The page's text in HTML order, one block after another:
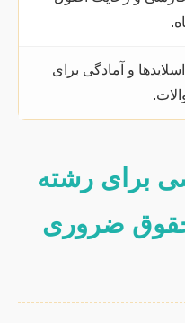
و آمادگی برای
برای رشته
ضروری